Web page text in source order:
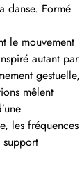
danse. Formé
le mouvement
autant par
gestuelle,
mêlent
les fréquences
support